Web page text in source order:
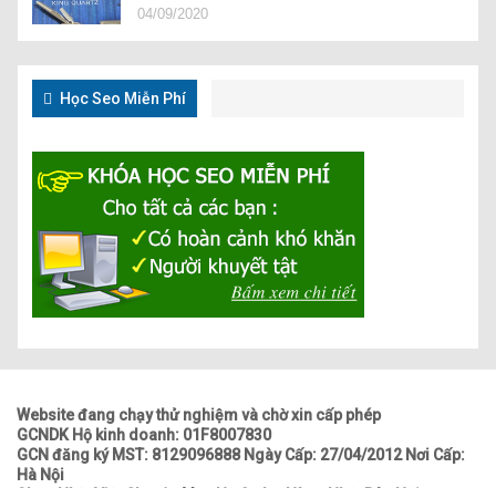
04/09/2020
Học Seo Miễn Phí
Website đang chạy thử nghiệm và chờ xin cấp phép
GCNDK Hộ kinh doanh: 01F8007830
GCN đăng ký MST: 8129096888 Ngày Cấp: 27/04/2012 Nơi Cấp:
Hà Nội